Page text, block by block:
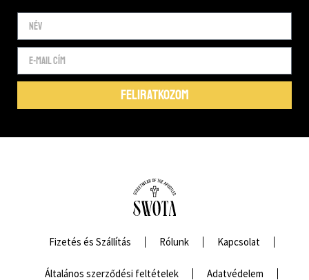
FELIRATKOZOM
Fizetés és Szállítás Rólunk Kapcsolat
Általános szerződési feltételek Adatvédelem